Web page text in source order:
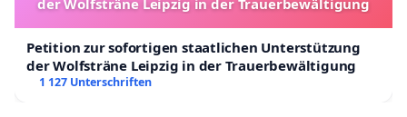
der Wolfsträne Leipzig in der Trauerbewältigung
Petition zur sofortigen staatlichen Unterstützung
der Wolfsträne Leipzig in der Trauerbewältigung
1 127 Unterschriften